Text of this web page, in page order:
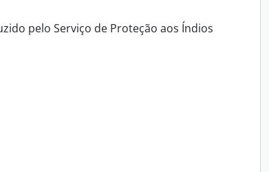
pelo Serviço de Proteção aos Índios